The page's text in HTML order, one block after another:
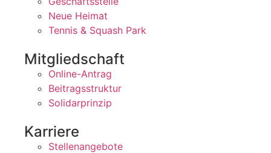
Neue Heimat
Tennis & Squash Park
Mitgliedschaft
Online-Antrag
Beitragsstruktur
Solidarprinzip
Karriere
Stellenangebote